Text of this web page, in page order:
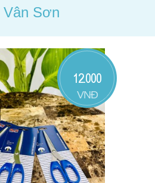
Vân Sơn
12.000
VNĐ